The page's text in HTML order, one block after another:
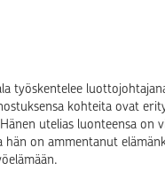
työskentelee
kohteita ovat
utelias luonteensa on
hän on ammentanut